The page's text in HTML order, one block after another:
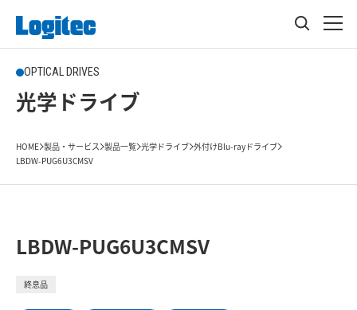
OPTICAL DRIVES
光学ドライブ
HOME 製品・サービス 製品一覧 光学ドライブ 外付けBlu-rayドライブ
LBDW-PUG6U3CMSV
LBDW-PUG6U3CMSV
終息品